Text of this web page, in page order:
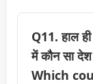
Q11. हाल
में कौन सा देश
Which